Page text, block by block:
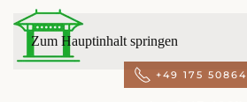
Zum Hauptinhalt springen
+49 175